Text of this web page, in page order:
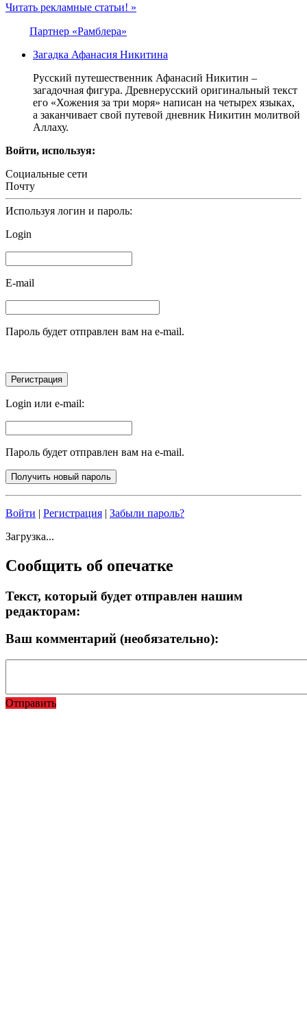
Читать рекламные статьи! »
Партнер «Рамблера»
Загадка Афанасия Никитина
Русский путешественник Афанасий Никитин –
загадочная фигура. Древнерусский оригинальный текст
его «Хожения за три моря» написан на четырех языках,
а заканчивает свой путевой дневник Никитин молитвой
Аллаху.
Войти, используя:
Социальные сети
Почту
Используя логин и пароль:
Login
E-mail
Пароль будет отправлен вам на e-mail.
Login или e-mail:
Пароль будет отправлен вам на e-mail.
Войти | Регистрация | Забыли пароль?
Загрузка...
Сообщить об опечатке
Текст, который будет отправлен нашим
редакторам:
Ваш комментарий (необязательно):
Отправить